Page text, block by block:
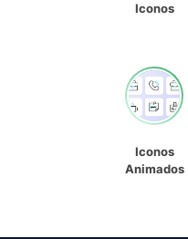
Iconos
Iconos
Animados